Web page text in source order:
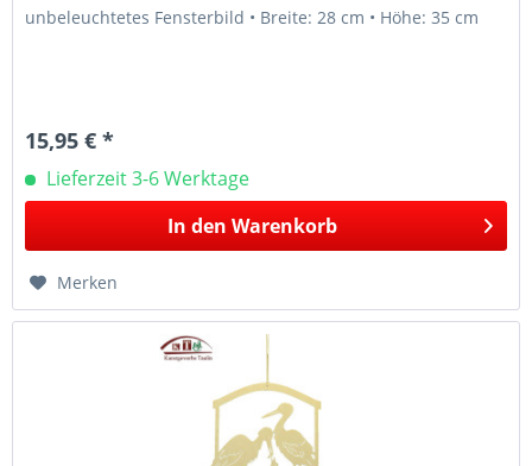
unbeleuchtetes Fensterbild • Breite: 28 cm • Höhe: 35 cm
15,95 € *
Lieferzeit 3-6 Werktage
In den Warenkorb
Merken